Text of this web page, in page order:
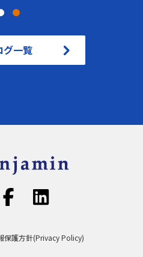
グ一覧
保護方針(Privacy Policy)